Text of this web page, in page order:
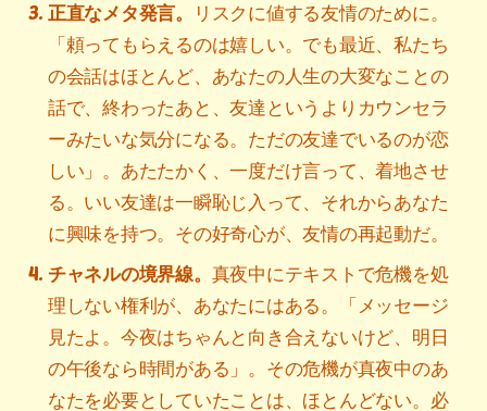
正直なメタ発言。
リスクに値する友情のために。
「頼ってもらえるのは嬉しい。でも最近、私たち
の会話はほとんど、あなたの人生の大変なことの
話で、終わったあと、友達というよりカウンセラ
ーみたいな気分になる。ただの友達でいるのが恋
しい」。あたたかく、一度だけ言って、着地させ
る。いい友達は一瞬恥じ入って、それからあなた
に興味を持つ。その好奇心が、友情の再起動だ。
チャネルの境界線。 真夜中にテキストで危機を処
理しない権利が、あなたにはある。「メッセージ
見たよ。今夜はちゃんと向き合えないけど、明日
の午後なら時間がある」。その危機が真夜中のあ
なたを必要としていたことは、ほとんどない。必